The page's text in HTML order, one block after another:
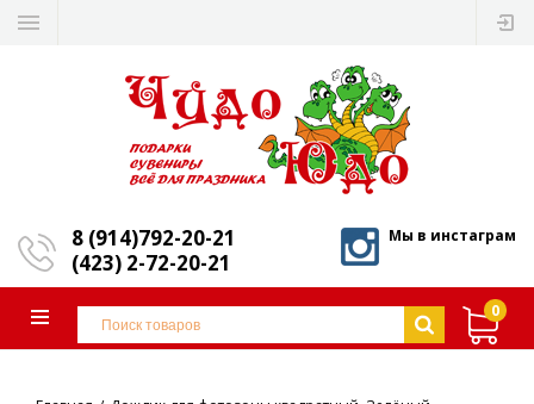
8 (914)792-20-21
(423) 2-72-20-21
Мы в инстаграм
0